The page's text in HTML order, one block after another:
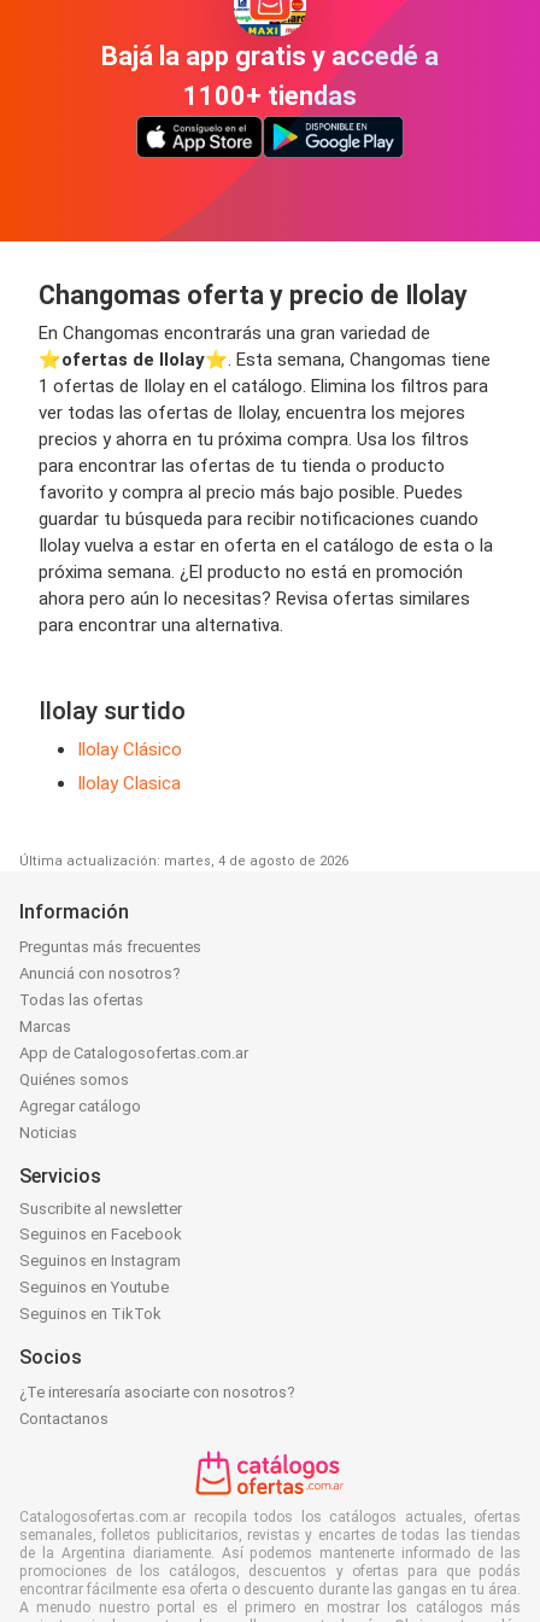
Bajá la app gratis y accedé a
1100+ tiendas
Changomas oferta y precio de Ilolay
En Changomas encontrarás una gran variedad de
⭐️ofertas de Ilolay⭐️. Esta semana, Changomas tiene
1 ofertas de Ilolay en el catálogo. Elimina los filtros para
ver todas las ofertas de Ilolay, encuentra los mejores
precios y ahorra en tu próxima compra. Usa los filtros
para encontrar las ofertas de tu tienda o producto
favorito y compra al precio más bajo posible. Puedes
guardar tu búsqueda para recibir notificaciones cuando
Ilolay vuelva a estar en oferta en el catálogo de esta o la
próxima semana. ¿El producto no está en promoción
ahora pero aún lo necesitas? Revisa ofertas similares
para encontrar una alternativa.
Ilolay surtido
Ilolay Clásico
Ilolay Clasica
Última actualización: martes, 4 de agosto de 2026
Información
Preguntas más frecuentes
Anunciá con nosotros?
Todas las ofertas
Marcas
App de Catalogosofertas.com.ar
Quiénes somos
Agregar catálogo
Noticias
Servicios
Suscribite al newsletter
Seguinos en Facebook
Seguinos en Instagram
Seguinos en Youtube
Seguinos en TikTok
Socios
¿Te interesaría asociarte con nosotros?
Contactanos
Catalogosofertas.com.ar recopila todos los catálogos actuales, ofertas
semanales, folletos publicitarios, revistas y encartes de todas las tiendas
de la Argentina diariamente. Así podemos mantenerte informado de las
promociones de los catálogos, descuentos y ofertas para que podás
encontrar fácilmente esa oferta o descuento durante las gangas en tu área.
A menudo nuestro portal es el primero en mostrar los catálogos más